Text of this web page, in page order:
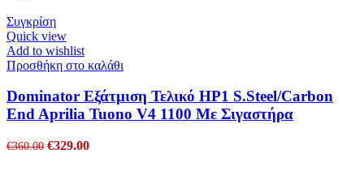
Συγκρίση
Quick view
Add to wishlist
Προσθήκη στο καλάθι
Dominator Εξάτμιση Τελικό HP1 S.Steel/Carbon
End Aprilia Tuono V4 1100 Με Σιγαστήρα
€360.00 Original
€329.00Η